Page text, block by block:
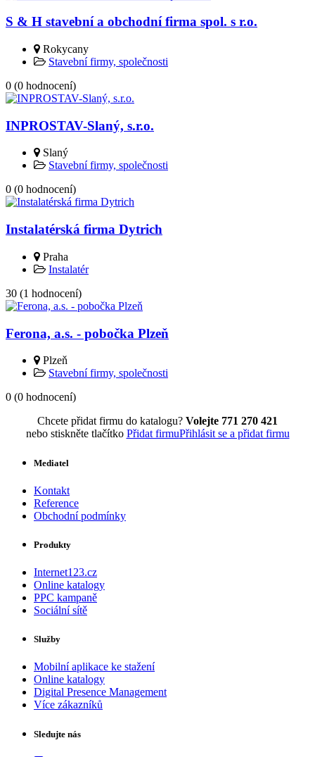
S & H stavební a obchodní firma spol. s r.o.
Rokycany
Stavební firmy, společnosti
0 (0 hodnocení)
INPROSTAV-Slaný, s.r.o.
Slaný
Stavební firmy, společnosti
0 (0 hodnocení)
Instalatérská firma Dytrich
Praha
Instalatér
30 (1 hodnocení)
Ferona, a.s. - pobočka Plzeň
Plzeň
Stavební firmy, společnosti
0 (0 hodnocení)
Chcete přidat firmu do katalogu? Volejte 771 270 421
nebo stiskněte tlačítko Přidat firmuPřihlásit se a přidat firmu
Mediatel
Kontakt
Reference
Obchodní podmínky
Produkty
Internet123.cz
Online katalogy
PPC kampaně
Sociální sítě
Služby
Mobilní aplikace ke stažení
Online katalogy
Digital Presence Management
Více zákazníků
Sledujte nás